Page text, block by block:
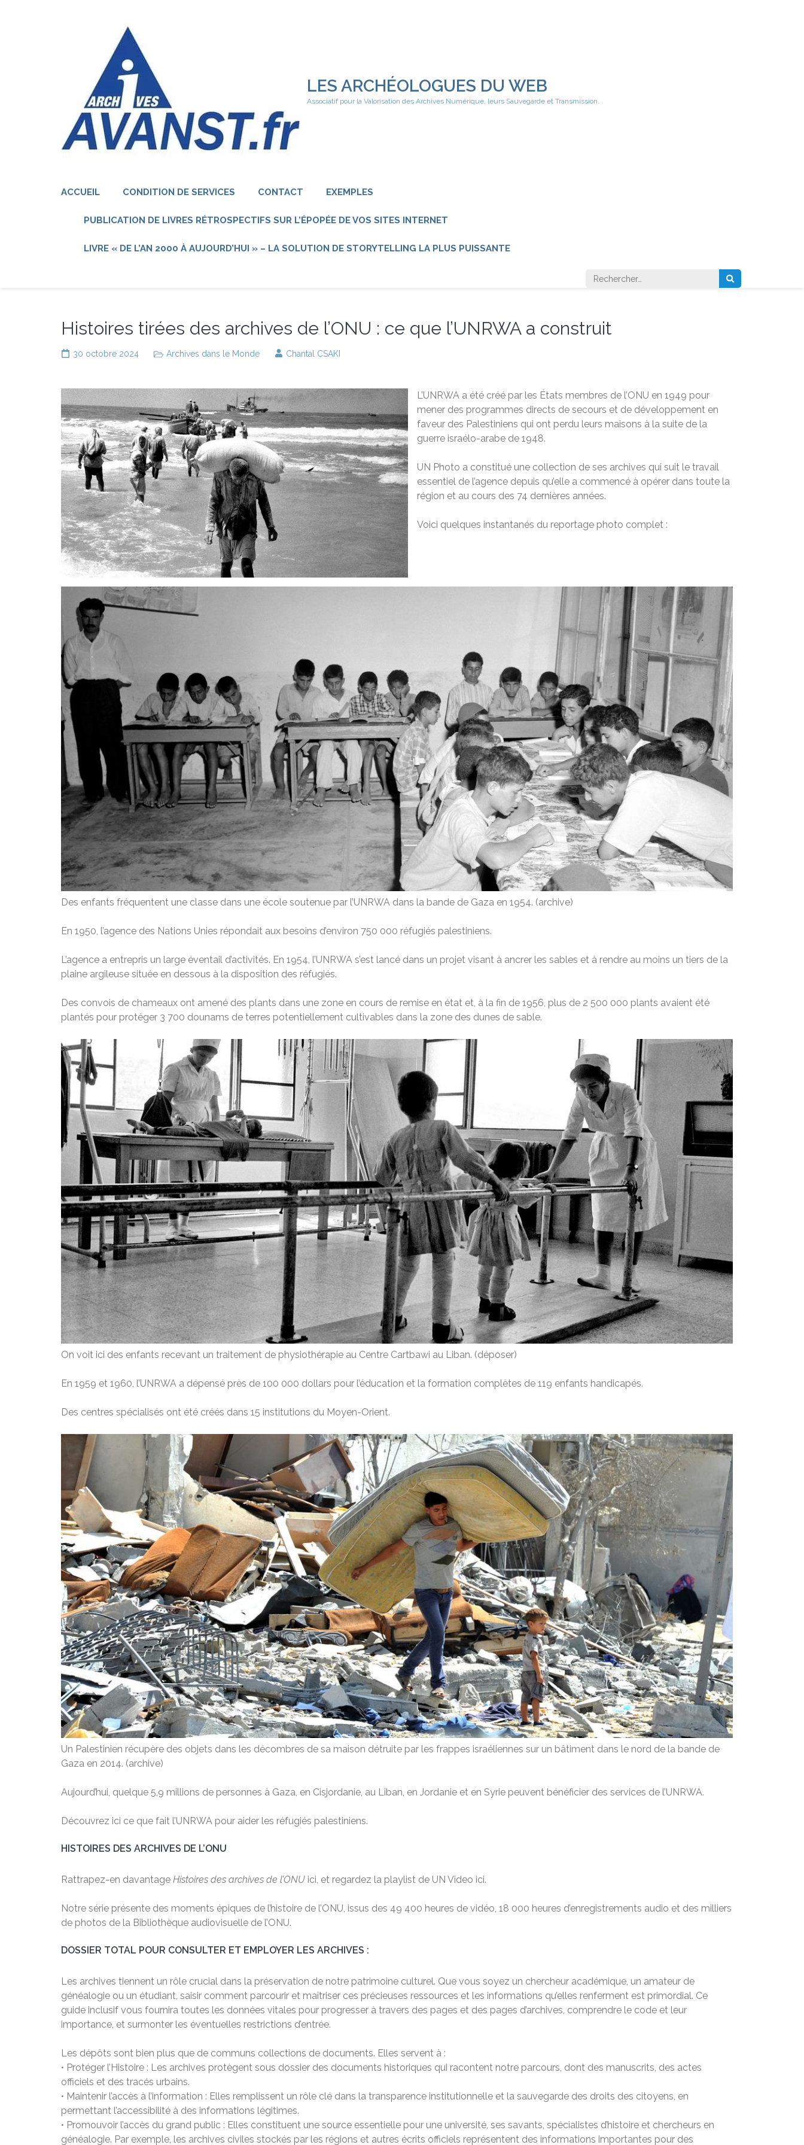
LES ARCHÉOLOGUES DU WEB
Associatif pour la Valorisation des Archives Numérique, leurs Sauvegarde et Transmission.
ACCUEIL CONDITION DE SERVICES CONTACT EXEMPLES
PUBLICATION DE LIVRES RÉTROSPECTIFS SUR L’ÉPOPÉE DE VOS SITES INTERNET
LIVRE « DE L’AN 2000 À AUJOURD’HUI » – LA SOLUTION DE STORYTELLING LA PLUS PUISSANTE
Rechercher :
Histoires tirées des archives de l’ONU : ce que l’UNRWA a construit
30 octobre 2024 Archives dans le Monde Chantal CSAKI
L’UNRWA a été créé par les États membres de l’ONU en 1949 pour
mener des programmes directs de secours et de développement en
faveur des Palestiniens qui ont perdu leurs maisons à la suite de la
guerre israélo-arabe de 1948.
UN Photo a constitué une collection de ses archives qui suit le travail
essentiel de l’agence depuis qu’elle a commencé à opérer dans toute la
région et au cours des 74 dernières années.
Voici quelques instantanés du reportage photo complet :
Des enfants fréquentent une classe dans une école soutenue par l’UNRWA dans la bande de Gaza en 1954. (archive)
En 1950, l’agence des Nations Unies répondait aux besoins d’environ 750 000 réfugiés palestiniens.
L’agence a entrepris un large éventail d’activités. En 1954, l’UNRWA s’est lancé dans un projet visant à ancrer les sables et à rendre au moins un tiers de la
plaine argileuse située en dessous à la disposition des réfugiés.
Des convois de chameaux ont amené des plants dans une zone en cours de remise en état et, à la fin de 1956, plus de 2 500 000 plants avaient été
plantés pour protéger 3 700 dounams de terres potentiellement cultivables dans la zone des dunes de sable.
On voit ici des enfants recevant un traitement de physiothérapie au Centre Cartbawi au Liban. (déposer)
En 1959 et 1960, l’UNRWA a dépensé près de 100 000 dollars pour l’éducation et la formation complètes de 119 enfants handicapés.
Des centres spécialisés ont été créés dans 15 institutions du Moyen-Orient.
Un Palestinien récupère des objets dans les décombres de sa maison détruite par les frappes israéliennes sur un bâtiment dans le nord de la bande de
Gaza en 2014. (archive)
Aujourd’hui, quelque 5,9 millions de personnes à Gaza, en Cisjordanie, au Liban, en Jordanie et en Syrie peuvent bénéficier des services de l’UNRWA.
Découvrez ici ce que fait l’UNRWA pour aider les réfugiés palestiniens.
HISTOIRES DES ARCHIVES DE L’ONU
Rattrapez-en davantage Histoires des archives de l’ONU ici, et regardez la playlist de UN Video ici.
Notre série présente des moments épiques de l’histoire de l’ONU, issus des 49 400 heures de vidéo, 18 000 heures d’enregistrements audio et des milliers
de photos de la Bibliothèque audiovisuelle de l’ONU.
DOSSIER TOTAL POUR CONSULTER ET EMPLOYER LES ARCHIVES :
Les archives tiennent un rôle crucial dans la préservation de notre patrimoine culturel. Que vous soyez un chercheur académique, un amateur de
généalogie ou un étudiant, saisir comment parcourir et maîtriser ces précieuses ressources et les informations qu’elles renferment est primordial. Ce
guide inclusif vous fournira toutes les données vitales pour progresser à travers des pages et des pages d’archives, comprendre le code et leur
importance, et surmonter les éventuelles restrictions d’entrée.
Les dépôts sont bien plus que de communs collections de documents. Elles servent à :
• Protéger l’Histoire : Les archives protègent sous dossier des documents historiques qui racontent notre parcours, dont des manuscrits, des actes
officiels et des tracés urbains.
• Maintenir l’accès à l’information : Elles remplissent un rôle clé dans la transparence institutionnelle et la sauvegarde des droits des citoyens, en
permettant l’accessibilité à des informations légitimes.
• Promouvoir l’accès du grand public : Elles constituent une source essentielle pour une université, ses savants, spécialistes d’histoire et chercheurs en
généalogie. Par exemple, les archives civiles stockés par les régions et autres écrits officiels représentent des informations importantes pour des